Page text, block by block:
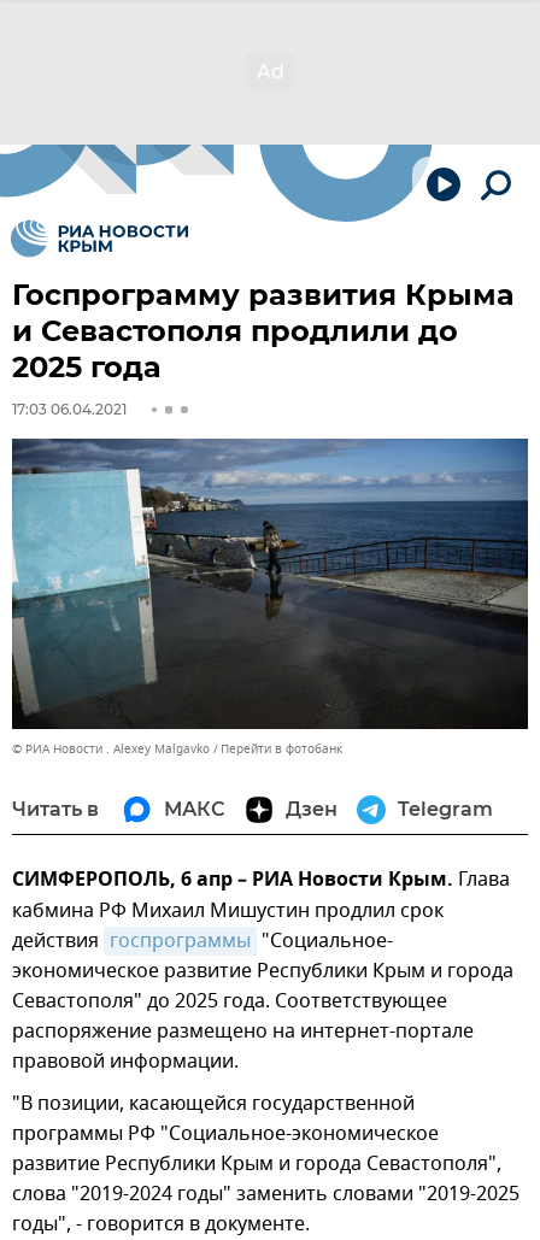
Госпрограмму развития Крыма
и Севастополя продлили до
2025 года
17:03 06.04.2021
© РИА Новости . Alexey Malgavko Перейти в фотобанк
Читать в МАКС Дзен Telegram
СИМФЕРОПОЛЬ, 6 апр – РИА Новости Крым. Глава
кабмина РФ Михаил Мишустин продлил срок
действия госпрограммы "Социальное-
экономическое развитие Республики Крым и города
Севастополя" до 2025 года. Соответствующее
распоряжение размещено на интернет-портале
правовой информации.
"В позиции, касающейся государственной
программы РФ "Социальное-экономическое
развитие Республики Крым и города Севастополя",
слова "2019-2024 годы" заменить словами "2019-2025
годы", - говорится в документе.